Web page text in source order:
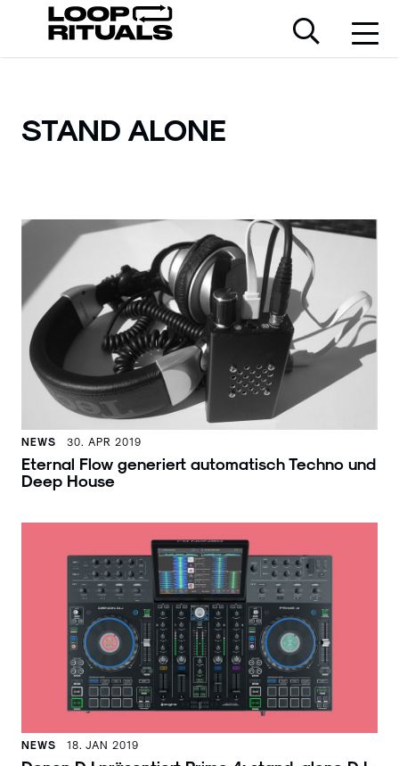
STAND ALONE
NEWS 30. APR 2019
Eternal Flow generiert automatisch Techno und
Deep House
NEWS 18. JAN 2019